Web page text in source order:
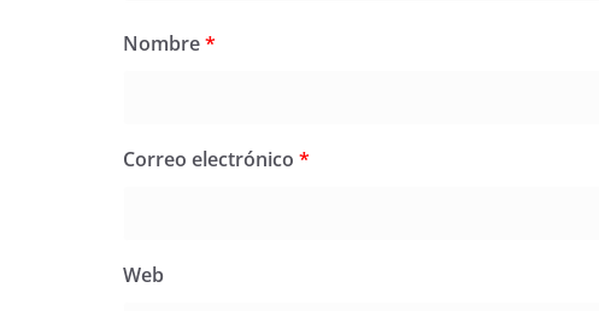
Nombre*
Correo electrónico *
Web